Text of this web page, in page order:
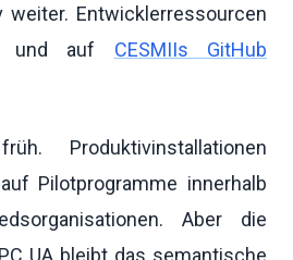
Entwicklerressourcen
und auf CESMIIs GitHub
Produktivinstallationen
Pilotprogramme innerhalb
Aber die
UA bleibt das semantische